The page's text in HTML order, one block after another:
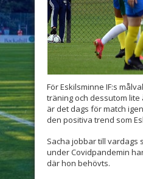
För Eskilsminne IF:s
träning och dessutom
är det dags för match
den positiva trend som
Sacha jobbar till vardags
under Covidpandemin
där hon behövts.